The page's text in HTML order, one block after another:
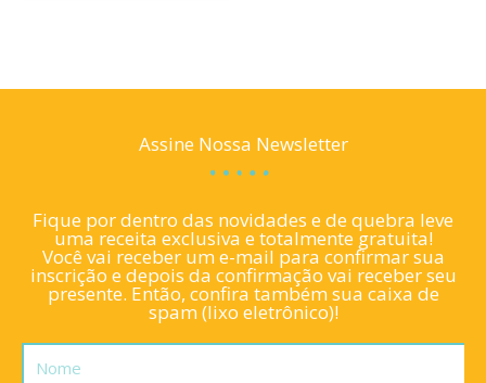
Assine Nossa Newsletter
Fique por dentro das novidades e de quebra leve
uma receita exclusiva e totalmente gratuita!
Você vai receber um e-mail para confirmar sua
inscrição e depois da confirmação vai receber seu
presente. Então, confira também sua caixa de
spam (lixo eletrônico)!
Nome